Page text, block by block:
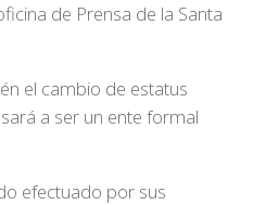
de Prensa de la Santa
el cambio de estatus
a ser un ente formal
efectuado por sus